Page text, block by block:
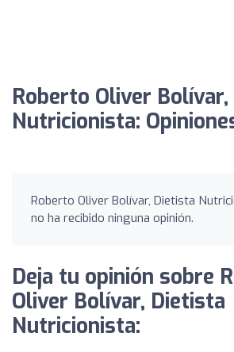
Roberto Oliver
Nutricionista:
Roberto Oliver Bolívar, Dietista
no ha recibido ninguna opinión.
Deja tu opinión sobre
Oliver Bolívar, Dietista
Nutricionista: